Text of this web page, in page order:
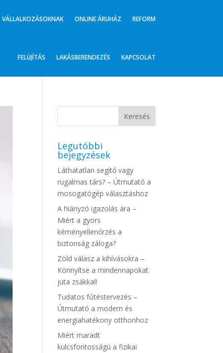
VÁLLALKOZÁSOKNAK ONLINE ÁRUHÁZ REFORM
FELÚJÍTÁS LAKÁSBERENDEZÉS KAPCSOLAT
Legutóbbi
bejegyzések
Láthatatlan segítő vagy
rugalmas társ? – Útmutató a
mosogatógép választáshoz
A hiányzó igazolás ára –
Miért a gyors
kéményellenőrzés a
biztonság záloga?
Zöld válasz a kihívásokra –
Könnyítse a mindennapokat
juta zsákkal!
Tudatos fűtéstervezés –
Útmutató a modern és
energiahatékony otthonhoz
Miért maradt
kulcsfontosságú a fizikai